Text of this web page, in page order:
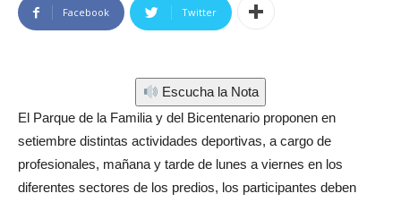
Facebook Twitter
Escucha la Nota
El Parque de la Familia y del Bicentenario proponen en
setiembre distintas actividades deportivas, a cargo de
profesionales, mañana y tarde de lunes a viernes en los
diferentes sectores de los predios, los participantes deben